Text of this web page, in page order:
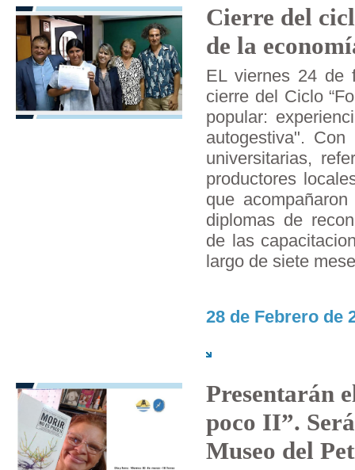
Cierre del
de la
EL viernes 24 de
cierre del Ciclo
popular:
autogestiva".
universitarias,
productores
que
diplomas de
de las
largo de siete
28 de Febrero de
Presentarán
poco II”.
Museo del